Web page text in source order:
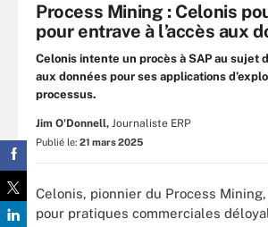
Process Mining : Celonis
pour entrave à l’accès aux
Celonis intente un procès à SAP au sujet
aux données pour ses applications
processus.
Jim O'Donnell, Journaliste ERP
Publié le: 21 mars 2025
Celonis, pionnier du Process
pour pratiques commerciales